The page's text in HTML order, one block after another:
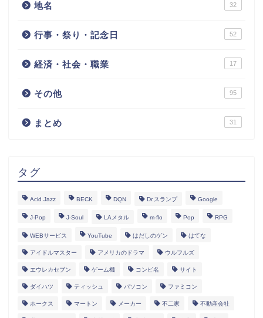
地名 32
行事・祭り・記念日 52
経済・社会・職業 17
その他 95
まとめ 31
タグ
Acid Jazz BECK DQN Dr.スランプ Google
J-Pop J-Soul LAメタル m-flo Pop RPG
WEBサービス YouTube はだしのゲン はてな
アイドルマスター アメリカのドラマ ウルフルズ
エウレカセブン ゲーム機 コンピ名 サイト
ダイハツ ティッシュ パソコン ファミコン
ホークス マートン メーカー 不二家 不動産会社